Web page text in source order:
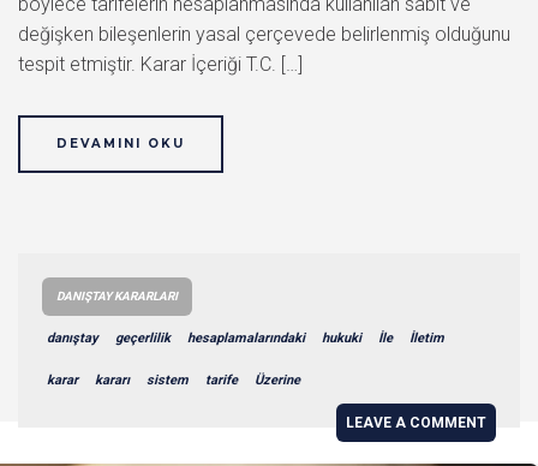
değişken bileşenlerin yasal çerçevede belirlenmiş olduğunu
tespit etmiştir. Karar İçeriği T.C. […]
DEVAMINI OKU
DANIŞTAY KARARLARI
danıştay geçerlilik hesaplamalarındaki hukuki İle İletim
karar kararı sistem tarife Üzerine
LEAVE A COMMENT